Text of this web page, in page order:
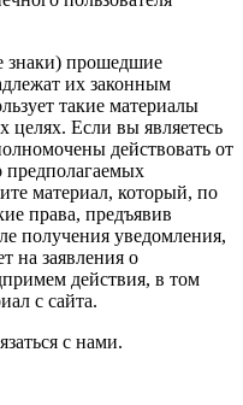
знаки) прошедшие
их законным
такие материалы
Если вы являетесь
действовать от
материал, который, по
права, предъявив
получения уведомления,
на заявления о
действия, в том
с сайта.
с нами.